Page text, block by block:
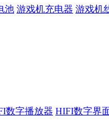
池 游戏机充电器 游戏机
数字播放器 HIFI数字界